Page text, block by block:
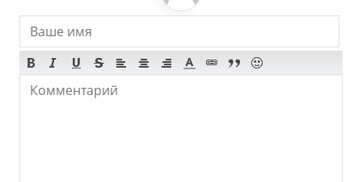
Продукты
Булочные
Супермаркеты
Торговые Центры
Мода